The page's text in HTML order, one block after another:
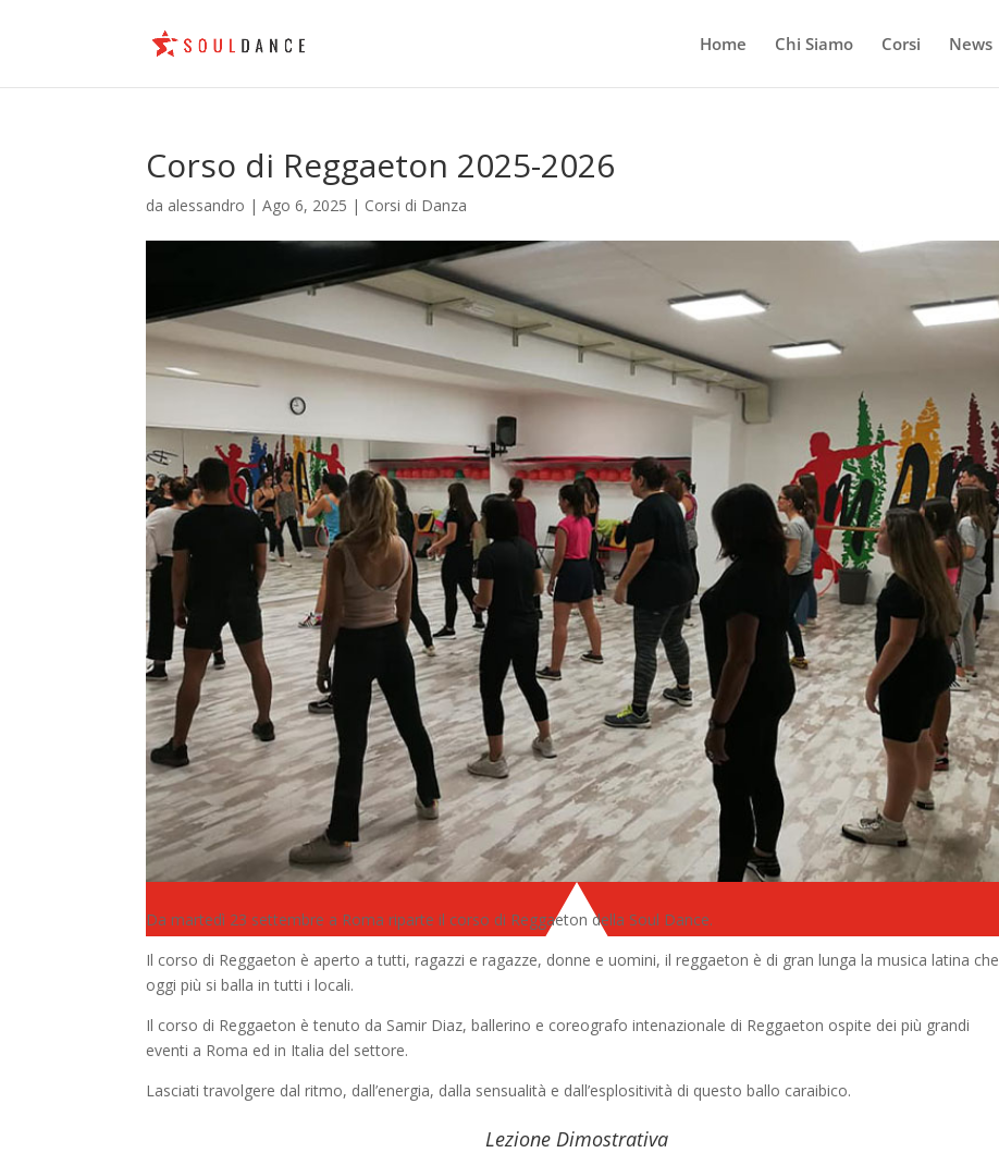
Home Chi Siamo Corsi News
Corso di Reggaeton 2025-2026
da alessandro |Ago 6, 2025 | Corsi di Danza
Da martedì 23 settembre a Roma riparte il corso di Reggaeton della Soul Dance.
Il corso di Reggaeton è aperto a tutti, ragazzi e ragazze, donne e uomini, il reggaeton è di gran lunga la musica latina che
oggi più si balla in tutti i locali.
Il corso di Reggaeton è tenuto da Samir Diaz, ballerino e coreografo intenazionale di Reggaeton ospite dei più grandi
eventi a Roma ed in Italia del settore.
Lasciati travolgere dal ritmo, dall’energia, dalla sensualità e dall’esplositività di questo ballo caraibico.
Lezione Dimostrativa